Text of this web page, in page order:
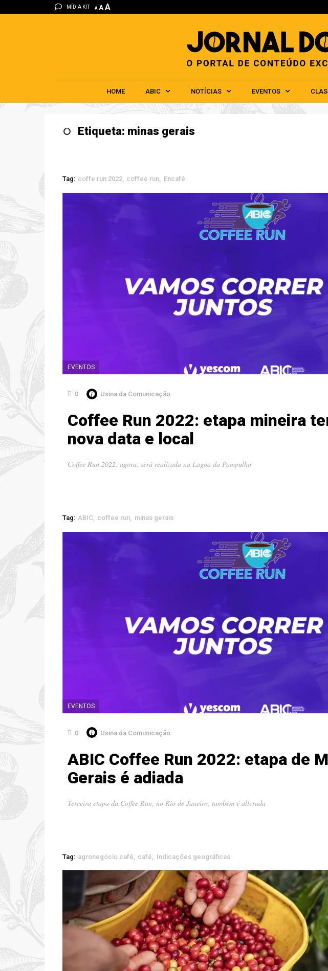
MÍDIA KIT A A A
HOME ABIC NOTÍCIAS EVENTOS
HOME ABIC
Etiqueta: minas gerais
Tag: coffe run 2022 coffee run Encafé
EVENTOS
0 Usina da Comunicação
Coffee Run 2022: etapa mineira
nova data e local
Coffee Run 2022, agora, será realizada na Lagoa da Pampulha
Tag: ABIC coffee run minas gerais
EVENTOS
0 Usina da Comunicação
ABIC Coffee Run 2022: etapa de
Gerais é adiada
Terceira etapa da Coffee Run, no Rio de Janeiro, também é alterada
Tag: agronegócio café café Indicações geográficas